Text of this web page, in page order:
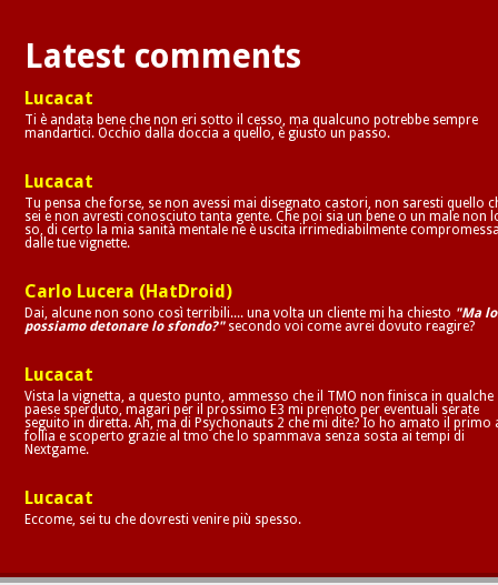
Latest comments
Lucacat
Ti è andata bene che non eri sotto il cesso, ma qualcuno potrebbe sempre
mandartici. Occhio dalla doccia a quello, è giusto un passo.
Lucacat
Tu pensa che forse, se non avessi mai disegnato castori, non saresti quello
sei e non avresti conosciuto tanta gente. Che poi sia un bene o un male non
so, di certo la mia sanità mentale ne è uscita irrimediabilmente
dalle tue vignette.
Carlo Lucera (HatDroid)
Dai, alcune non sono così terribili.... una volta un cliente mi ha chiesto "Ma lo
possiamo detonare lo sfondo?"secondo voi come avrei dovuto reagire?
Lucacat
Vista la vignetta, a questo punto, ammesso che il TMO non finisca in qualche
paese sperduto, magari per il prossimo E3 mi prenoto per eventuali serate
seguito in diretta. Ah, ma di Psychonauts 2 che mi dite? Io ho amato il primo
follia e scoperto grazie al tmo che lo spammava senza sosta ai tempi di
Nextgame.
Lucacat
Eccome, sei tu che dovresti venire più spesso.